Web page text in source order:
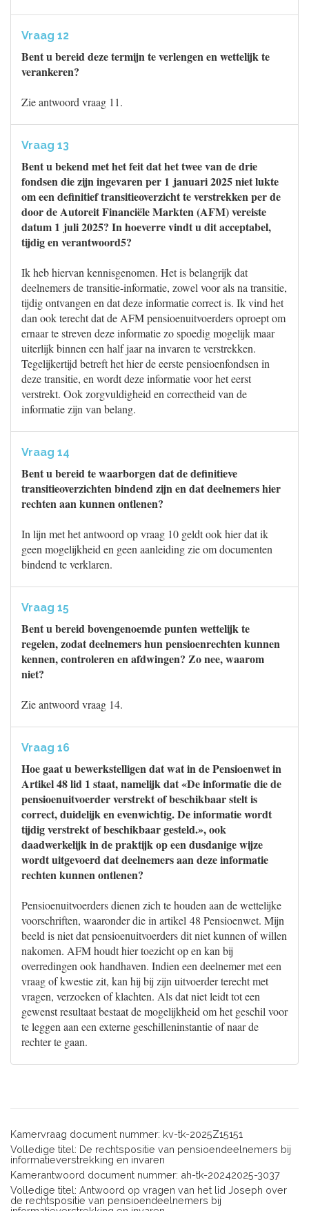
Vraag 12
Bent u bereid deze termijn te verlengen en wettelijk te
verankeren?
Zie antwoord vraag 11.
Vraag 13
Bent u bekend met het feit dat het twee van de drie
fondsen die zijn ingevaren per 1 januari 2025 niet lukte
om een definitief transitieoverzicht te verstrekken per de
door de Autoreit Financiële Markten (AFM) vereiste
datum 1 juli 2025? In hoeverre vindt u dit acceptabel,
tijdig en verantwoord5?
Ik heb hiervan kennisgenomen. Het is belangrijk dat
deelnemers de transitie-informatie, zowel voor als na transitie,
tijdig ontvangen en dat deze informatie correct is. Ik vind het
dan ook terecht dat de AFM pensioenuitvoerders oproept om
ernaar te streven deze informatie zo spoedig mogelijk maar
uiterlijk binnen een half jaar na invaren te verstrekken.
Tegelijkertijd betreft het hier de eerste pensioenfondsen in
deze transitie, en wordt deze informatie voor het eerst
verstrekt. Ook zorgvuldigheid en correctheid van de
informatie zijn van belang.
Vraag 14
Bent u bereid te waarborgen dat de definitieve
transitieoverzichten bindend zijn en dat deelnemers hier
rechten aan kunnen ontlenen?
In lijn met het antwoord op vraag 10 geldt ook hier dat ik
geen mogelijkheid en geen aanleiding zie om documenten
bindend te verklaren.
Vraag 15
Bent u bereid bovengenoemde punten wettelijk te
regelen, zodat deelnemers hun pensioenrechten kunnen
kennen, controleren en afdwingen? Zo nee, waarom
niet?
Zie antwoord vraag 14.
Vraag 16
Hoe gaat u bewerkstelligen dat wat in de Pensioenwet in
Artikel 48 lid 1 staat, namelijk dat «De informatie die de
pensioenuitvoerder verstrekt of beschikbaar stelt is
correct, duidelijk en evenwichtig. De informatie wordt
tijdig verstrekt of beschikbaar gesteld.», ook
daadwerkelijk in de praktijk op een dusdanige wijze
wordt uitgevoerd dat deelnemers aan deze informatie
rechten kunnen ontlenen?
Pensioenuitvoerders dienen zich te houden aan de wettelijke
voorschriften, waaronder die in artikel 48 Pensioenwet. Mijn
beeld is niet dat pensioenuitvoerders dit niet kunnen of willen
nakomen. AFM houdt hier toezicht op en kan bij
overredingen ook handhaven. Indien een deelnemer met een
vraag of kwestie zit, kan hij bij zijn uitvoerder terecht met
vragen, verzoeken of klachten. Als dat niet leidt tot een
gewenst resultaat bestaat de mogelijkheid om het geschil voor
te leggen aan een externe geschilleninstantie of naar de
rechter te gaan.
Kamervraag document nummer: kv-tk-2025Z15151
Volledige titel: De rechtspositie van pensioendeelnemers bij
informatieverstrekking en invaren
Kamerantwoord document nummer: ah-tk-20242025-3037
Volledige titel: Antwoord op vragen van het lid Joseph over
de rechtspositie van pensioendeelnemers bij